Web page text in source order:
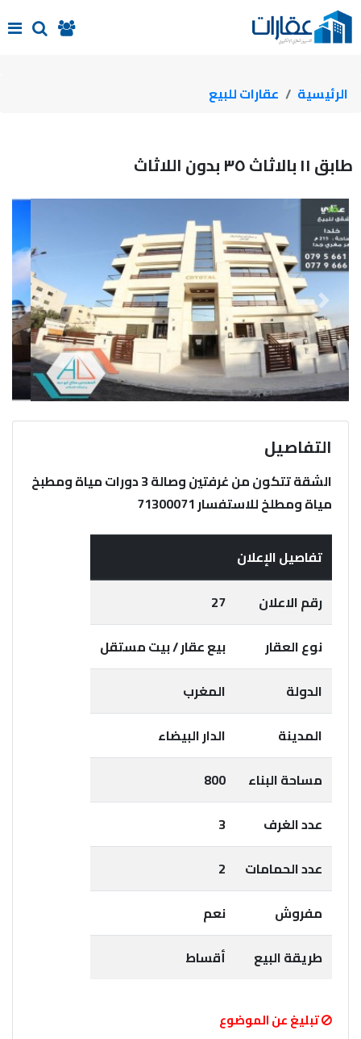
الإشتراكات
مكاتب
الكراء
أعلن
عن
عقارك
تسجيل
الدخول
المدونة
إتصل
بنا
English
الرئيسية عقارات للبيع
طابق ١١ بالاثاث ٣٥ بدون اللاثاث
Previous
Next
التفاصيل
الشقة تتكون من غرفتين وصالة 3 دورات مياة ومطبخ
مياة ومطلخ للاستفسار 71300071
تفاصيل الإعلان
رقم الاعلان
27
نوع العقار
بيع عقار / بيت مستقل
الدولة
المغرب
المدينة
الدار البيضاء
مساحة البناء
800
عدد الغرف
3
عدد الحمامات
2
مفروش
نعم
طريقة البيع
أقساط
تبليغ عن الموضوع